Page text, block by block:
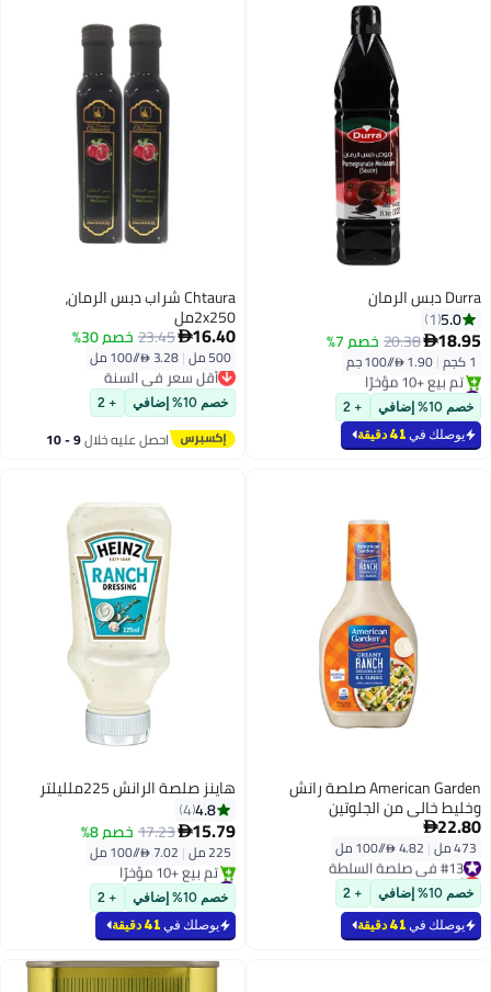
Durra دبس الرمان
5.0
1
18.95
20.38خصم 7%
1 كجم |1.90 /⁨/100 جم⁩
#11 في صلصة السلطة
بتخلّص بسرعة
تم بيع +10 مؤخرًا
#11 في صلصة السلطة
خصم 10% إضافي + 2
يوصلك في 41 دقيقة
Chtaura شراب دبس الرمان،
2x250مل
16.40
23.45خصم 30%
500 مل |
أقل سعر في السنة
توصيل مجاني
أقل سعر في السنة
خصم 10% إضافي + 2
احصل عليه خلال 9 - 10
American Garden صلصة رانش
وخليط خالي من الجلوتين
22.80
473 مل | #13 في صلصة السلطة
أقل سعر في 7 يوم
#13 في صلصة السلطة
خصم 10% إضافي + 2
يوصلك في 41 دقيقة
هاينز صلصة الرانش 225ملليلتر
4.8
4
15.79
17.23خصم 8%
225 مل |
#4 في صلصة السلطة
بتخلّص بسرعة
تم بيع +10 مؤخرًا
#4 في صلصة السلطة
خصم 10% إضافي + 2
يوصلك في 41 دقيقة